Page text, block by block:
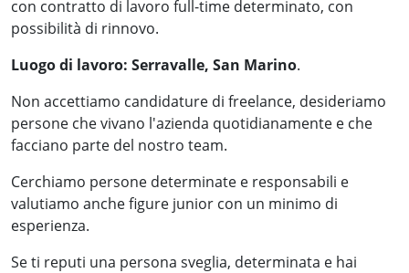
con contratto di lavoro full-time determinato, con
possibilità di rinnovo.
Luogo di lavoro: Serravalle, San Marino.
Non accettiamo candidature di freelance, desideriamo
persone che vivano l'azienda quotidianamente e che
facciano parte del nostro team.
Cerchiamo persone determinate e responsabili e
valutiamo anche figure junior con un minimo di
esperienza.
Se ti reputi una persona sveglia, determinata e hai